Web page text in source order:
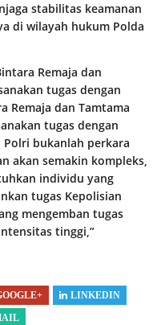
stabilitas keamanan
di wilayah hukum Polda
Remaja dan
tugas dengan
Remaja dan Tamtama
tugas dengan
bukanlah perkara
akan semakin kompleks,
individu yang
tugas Kepolisian
mengemban tugas
tinggi,”
LINKEDIN